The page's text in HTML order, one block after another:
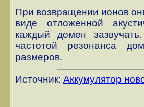
При возвращении ионов
виде отложенной
каждый домен
частотой резонанса
размеров.
Источник: Аккумулятор